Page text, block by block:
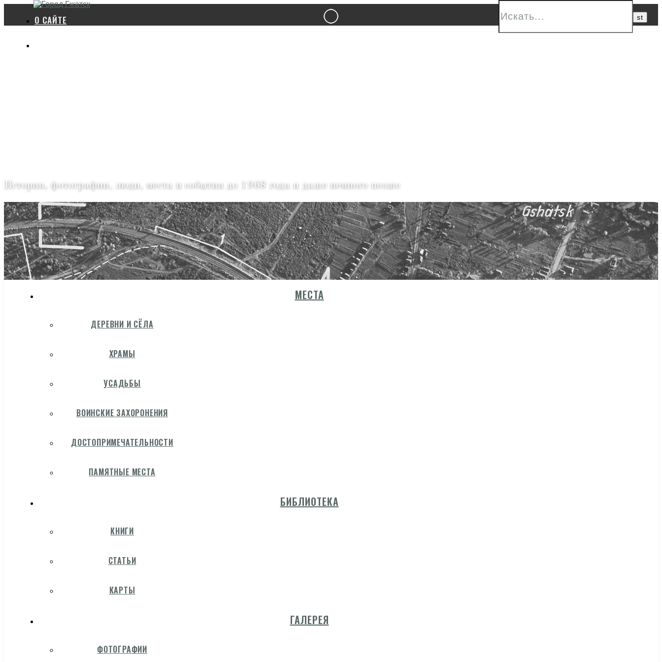
О САЙТЕ
История, фотографии, люди, места и события до 1968 года и даже немного позже
МЕСТА
ДЕРЕВНИ И СЁЛА
ХРАМЫ
УСАДЬБЫ
ВОИНСКИЕ ЗАХОРОНЕНИЯ
ДОСТОПРИМЕЧАТЕЛЬНОСТИ
ПАМЯТНЫЕ МЕСТА
БИБЛИОТЕКА
КНИГИ
СТАТЬИ
КАРТЫ
ГАЛЕРЕЯ
ФОТОГРАФИИ